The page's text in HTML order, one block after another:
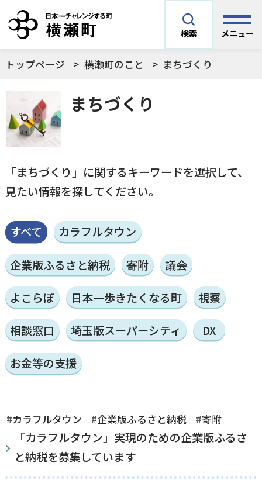
検索 メニュー
安全安心情報
できごとや場面から探す
予防接種／健診など
入学／転入学
障がいのある方
高齢者の方
引っ越し／移住・定住
手続きから探す
住民票 町税
印鑑登録
国民健康保険 マイナンバー
各種申請書
よく利用されているコンテンツ
横瀬町の施設
横瀬のふるさと納税
横瀬町の観光
よこハグ
暮らし・手続き・
健康・福祉
施設・文化 事業者の方向け
横瀬町のこと 広報・メディア
TEL 0494-25-0111（代表）
開庁時間：8:30〜17:00
（土曜、日曜、祝日、年末年始を覗く）
トップページ 横瀬町のこと まちづくり
まちづくり
「まちづくり」に関するキーワードを選択して、
見たい情報を探してください。
すべて カラフルタウン
企業版ふるさと納税 寄附 議会
よこらぼ 日本一歩きたくなる町 視察
相談窓口 埼玉版スーパーシティ DX
お金等の支援
カラフルタウン 企業版ふるさと納税 寄附
「カラフルタウン」実現のための企業版ふるさ
と納税を募集しています